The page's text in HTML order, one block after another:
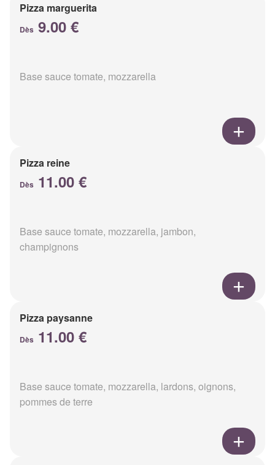
Pizza marguerita
Dès 9.00 €
Base sauce tomate, mozzarella
Pizza reine
Dès 11.00 €
Base sauce tomate, mozzarella, jambon,
champignons
Pizza paysanne
Dès 11.00 €
Base sauce tomate, mozzarella, lardons, oignons,
pommes de terre